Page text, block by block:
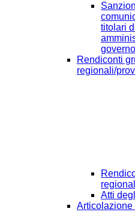
titolari
governo
Rendiconti
regionali/
Atti
Articolazione